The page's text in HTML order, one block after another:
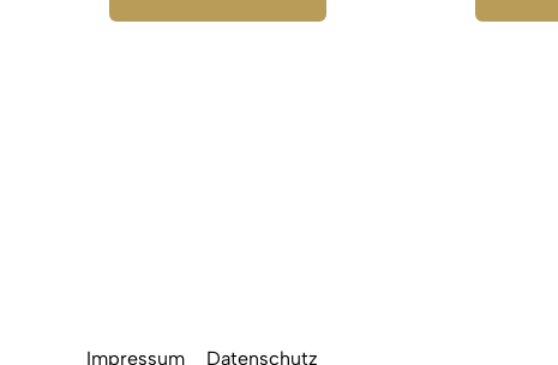
Impressum Datenschutz